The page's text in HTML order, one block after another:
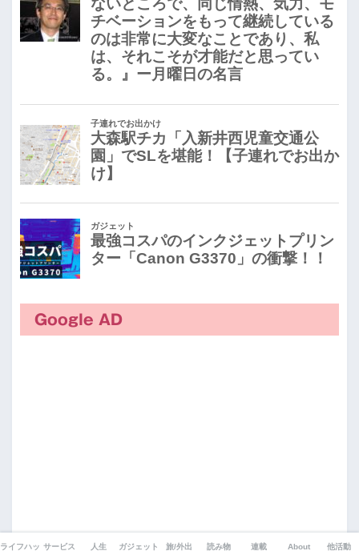
Google AD
ライフハックサービス 人生 ガジェット 旅/外出 読み物 連載 About 他活動